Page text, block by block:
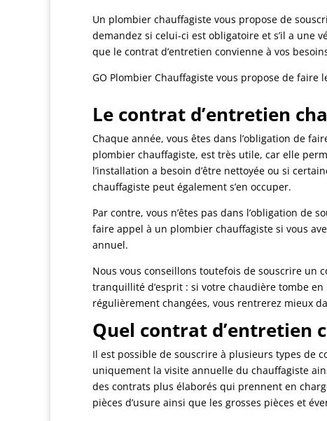
Un plombier chauffagiste vous propose de
demandez si celui-ci est obligatoire et s’il a une
que le contrat d’entretien convienne à vos
GO Plombier Chauffagiste vous propose de
Le contrat d’entretien
Chaque année, vous êtes dans l’obligation de
plombier chauffagiste, est très utile, car elle
l’installation a besoin d’être nettoyée ou si
chauffagiste peut également s’en occuper.
Par contre, vous n’êtes pas dans l’obligation de
faire appel à un plombier chauffagiste si vous
annuel.
Nous vous conseillons toutefois de souscrire un
tranquillité d’esprit : si votre chaudière tombe
régulièrement changées, vous rentrerez mieux
Quel contrat d’entretien
Il est possible de souscrire à plusieurs types de
uniquement la visite annuelle du chauffagiste
des contrats plus élaborés qui prennent en
pièces d’usure ainsi que les grosses pièces et